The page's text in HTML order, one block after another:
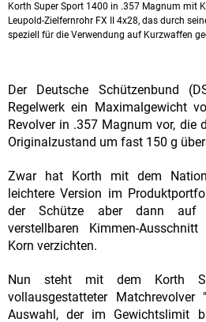
Korth Super Sport 1400 in .357 Magnum mit
Leupold-Zielfernrohr FX II 4x28, das durch
speziell für die Verwendung auf Kurzwaffen
Der Deutsche Schützenbund
Regelwerk ein Maximalgewicht
Revolver in .357 Magnum vor, die
Originalzustand um fast 150 g
Zwar hat Korth mit dem
leichtere Version im
der Schütze aber dann auf
verstellbaren Kimmen-
Korn verzichten.
Nun steht mit dem Korth
vollausgestatteter
Auswahl, der im Gewichtslimit